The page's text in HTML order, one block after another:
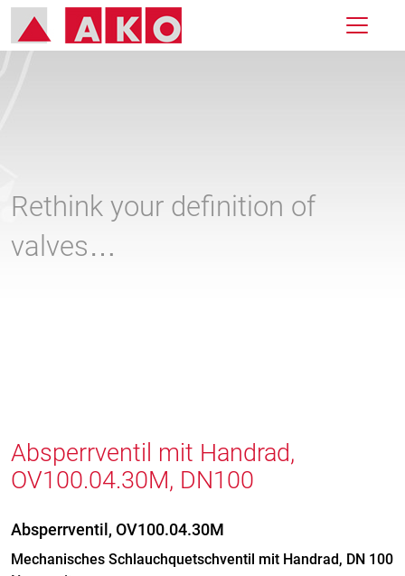
Rethink your definition of
valves…
Absperrventil mit Handrad,
OV100.04.30M, DN100
Absperrventil, OV100.04.30M
Mechanisches Schlauchquetschventil mit Handrad, DN 100